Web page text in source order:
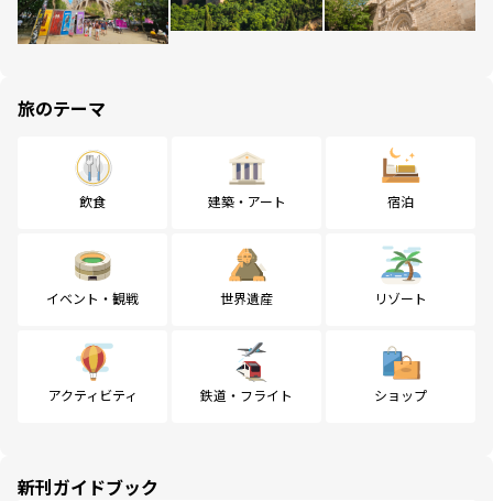
旅のテーマ
飲食 建築・アート 宿泊
イベント・観戦 世界遺産 リゾート
アクティビティ 鉄道・フライト ショップ
新刊ガイドブック